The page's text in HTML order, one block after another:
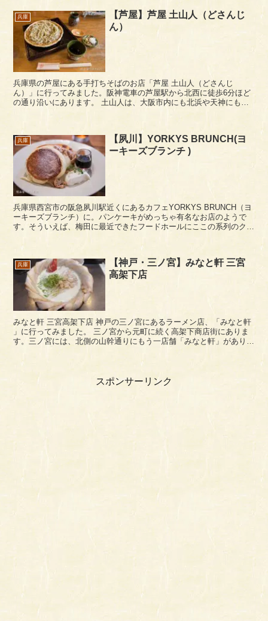
兵庫
【芦屋】芦屋 土山人（どさんじ
ん）
兵庫県の芦屋にある手打ちそばのお店「芦屋 土山人（どさんじ
ん）」に行ってみました。阪神電車の芦屋駅から北西に徒歩6分ほど
の通り沿いにあります。 土山人は、大阪市内にも北浜や天神にもお
兵庫
【夙川】YORKYS BRUNCH(ヨ
ーキーズブランチ )
兵庫県西宮市の阪急夙川駅近くにあるカフェYORKYS BRUNCH（ヨ
ーキーズブランチ）に。パンケーキがめっちゃ有名なお店のようで
す。そういえば、梅田に最近できたフードホールにここの系列のクレ
兵庫
【神戸・三ノ宮】みなと軒 三宮
高架下店
みなと軒 三宮高架下店 神戸の三ノ宮にあるラーメン店、「みなと軒
」に行ってみました。 三ノ宮から元町に続く高架下商店街にありま
す。三ノ宮には、北側の山幹通りにもう一店舗「みなと軒」がありま
スポンサーリンク